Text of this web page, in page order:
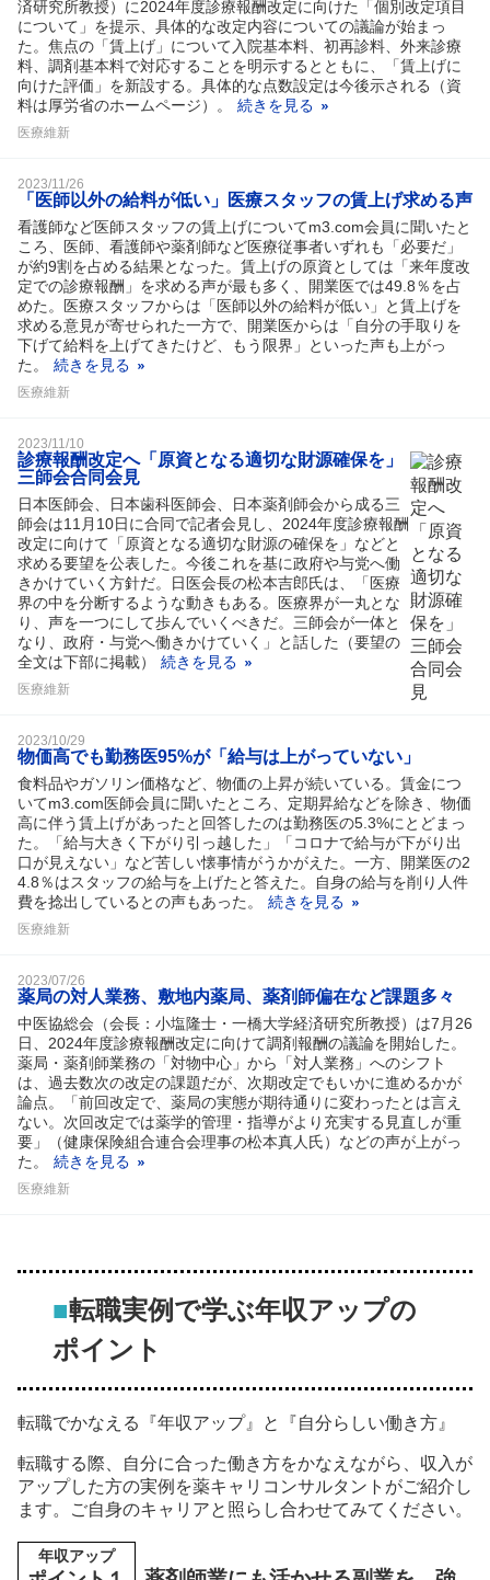
済研究所教授）に2024年度診療報酬改定に向けた「個別改定項目
について」を提示、具体的な改定内容についての議論が始まっ
た。焦点の「賃上げ」について入院基本料、初再診料、外来診療
料、調剤基本料で対応することを明示するとともに、「賃上げに
向けた評価」を新設する。具体的な点数設定は今後示される（資
料は厚労省のホームページ）。
続きを見る
医療維新
2023/11/26
「医師以外の給料が低い」医療スタッフの賃上げ求める声
看護師など医師スタッフの賃上げについてm3.com会員に聞いたと
ころ、医師、看護師や薬剤師など医療従事者いずれも「必要だ」
が約9割を占める結果となった。賃上げの原資としては「来年度改
定での診療報酬」を求める声が最も多く、開業医では49.8％を占
めた。医療スタッフからは「医師以外の給料が低い」と賃上げを
求める意見が寄せられた一方で、開業医からは「自分の手取りを
下げて給料を上げてきたけど、もう限界」といった声も上がっ
た。
続きを見る
医療維新
2023/11/10
診療報酬改定へ「原資となる適切な財源確保を」
三師会合同会見
日本医師会、日本歯科医師会、日本薬剤師会から成る三
師会は11月10日に合同で記者会見し、2024年度診療報酬
改定に向けて「原資となる適切な財源の確保を」などと
求める要望を公表した。今後これを基に政府や与党へ働
きかけていく方針だ。日医会長の松本吉郎氏は、「医療
界の中を分断するような動きもある。医療界が一丸とな
り、声を一つにして歩んでいくべきだ。三師会が一体と
なり、政府・与党へ働きかけていく」と話した（要望の
全文は下部に掲載）
続きを見る
医療維新
2023/10/29
物価高でも勤務医95%が「給与は上がっていない」
食料品やガソリン価格など、物価の上昇が続いている。賃金につ
いてm3.com医師会員に聞いたところ、定期昇給などを除き、物価
高に伴う賃上げがあったと回答したのは勤務医の5.3%にとどまっ
た。「給与大きく下がり引っ越した」「コロナで給与が下がり出
口が見えない」など苦しい懐事情がうかがえた。一方、開業医の2
4.8％はスタッフの給与を上げたと答えた。自身の給与を削り人件
費を捻出しているとの声もあった。
続きを見る
医療維新
2023/07/26
薬局の対人業務、敷地内薬局、薬剤師偏在など課題多々
中医協総会（会長：小塩隆士・一橋大学経済研究所教授）は7月26
日、2024年度診療報酬改定に向けて調剤報酬の議論を開始した。
薬局・薬剤師業務の「対物中心」から「対人業務」へのシフト
は、過去数次の改定の課題だが、次期改定でもいかに進めるかが
論点。「前回改定で、薬局の実態が期待通りに変わったとは言え
ない。次回改定では薬学的管理・指導がより充実する見直しが重
要」（健康保険組合連合会理事の松本真人氏）などの声が上がっ
た。
続きを見る
医療維新
■転職実例で学ぶ年収アップの
ポイント
転職でかなえる『年収アップ』と『自分らしい働き方』
転職する際、自分に合った働き方をかなえながら、収入が
アップした方の実例を薬キャリコンサルタントがご紹介し
ます。ご自身のキャリアと照らし合わせてみてください。
年収アップ